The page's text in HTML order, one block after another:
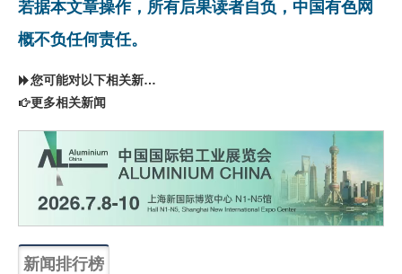
若据本文章操作，所有后果读者自负，中国有色网
概不负任何责任。
您可能对以下相关新闻同样感兴趣
更多相关新闻
新闻排行榜